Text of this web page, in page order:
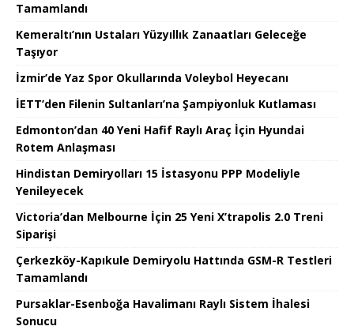
Tamamlandı
Kemeraltı’nın Ustaları Yüzyıllık Zanaatları Geleceğe
Taşıyor
İzmir’de Yaz Spor Okullarında Voleybol Heyecanı
İETT’den Filenin Sultanları’na Şampiyonluk Kutlaması
Edmonton’dan 40 Yeni Hafif Raylı Araç İçin Hyundai
Rotem Anlaşması
Hindistan Demiryolları 15 İstasyonu PPP Modeliyle
Yenileyecek
Victoria’dan Melbourne İçin 25 Yeni X’trapolis 2.0 Treni
Siparişi
Çerkezköy-Kapıkule Demiryolu Hattında GSM-R Testleri
Tamamlandı
Pursaklar-Esenboğa Havalimanı Raylı Sistem İhalesi
Sonucu